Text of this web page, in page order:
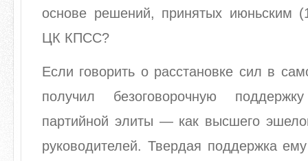
основе решений, принятых июньским
ЦК КПСС?
Если говорить о расстановке сил в
получил безоговорочную
партийной элиты — как высшего
руководителей. Твердая поддержка